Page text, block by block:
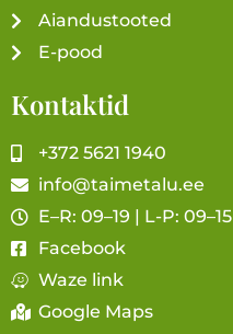
Aiandustooted
E-pood
Kontaktid
+372 5621 1940
info@taimetalu.ee
E–R: 09–19 | L-P: 09–15
Facebook
Waze link
Google Maps